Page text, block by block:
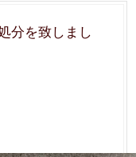
分を致しまし